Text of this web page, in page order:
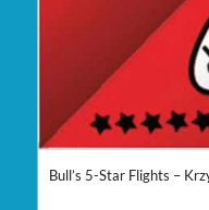
Bull’s 5-Star Flights –